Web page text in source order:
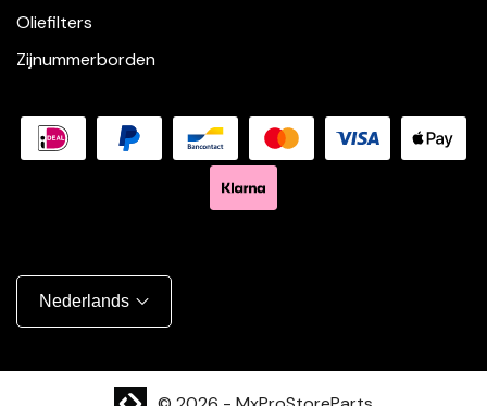
Oliefilters
Zijnummerborden
Nederlands
Shopify website laten maken | Brthmrk